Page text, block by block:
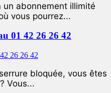
un abonnement illimité
vous pourrez...
01 42 26 26 42
bloquée, vous êtes
Vous...